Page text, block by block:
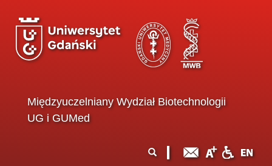
Międzyuczelniany Wydział Biotechnologii
UG i GUMed